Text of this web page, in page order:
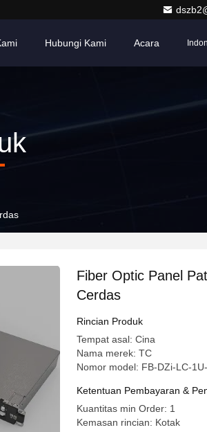
Hubungi Kami Acara
Fiber Optic Panel
Cerdas
Rincian Produk
Tempat asal: Cina
Nama merek: TC
Nomor model: FB-DZi-LC-
Ketentuan Pembayaran &
Kuantitas min Order: 1
Kemasan rincian: Kotak